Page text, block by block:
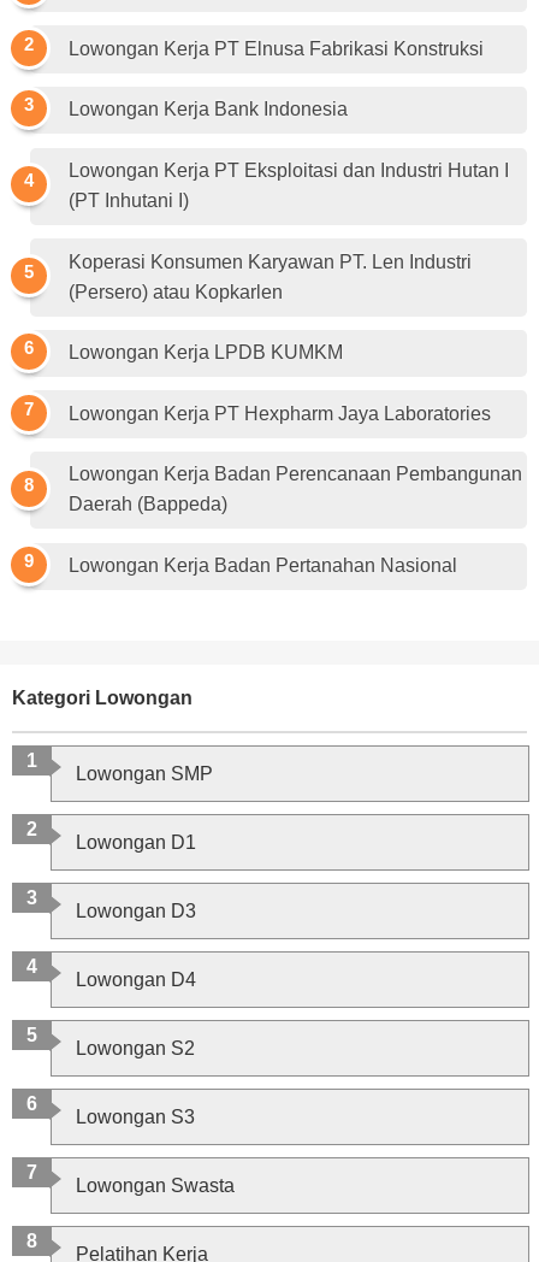
Lowongan Kerja PT Elnusa Fabrikasi Konstruksi
Lowongan Kerja Bank Indonesia
Lowongan Kerja PT Eksploitasi dan Industri Hutan I
(PT Inhutani I)
Koperasi Konsumen Karyawan PT. Len Industri
(Persero) atau Kopkarlen
Lowongan Kerja LPDB KUMKM
Lowongan Kerja PT Hexpharm Jaya Laboratories
Lowongan Kerja Badan Perencanaan Pembangunan
Daerah (Bappeda)
Lowongan Kerja Badan Pertanahan Nasional
Kategori Lowongan
Lowongan SMP
Lowongan D1
Lowongan D3
Lowongan D4
Lowongan S2
Lowongan S3
Lowongan Swasta
Pelatihan Kerja